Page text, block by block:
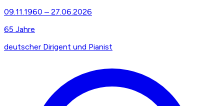
09.11.1960 – 27.06.2026
65 Jahre
deutscher Dirigent und Pianist